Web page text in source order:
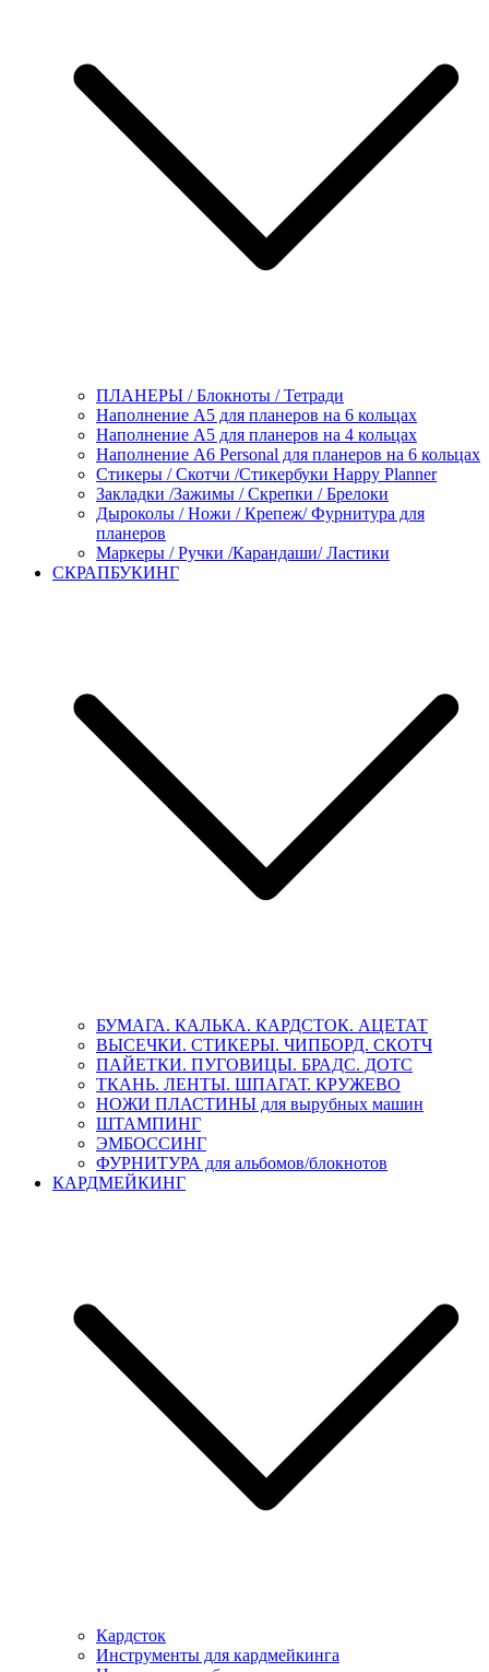
ПЛАНЕРЫ / Блокноты / Тетради
Наполнение А5 для планеров на 6 кольцах
Наполнение А5 для планеров на 4 кольцах
Наполнение А6 Personal для планеров на 6 кольцах
Стикеры / Скотчи /Стикербуки Happy Planner
Закладки /Зажимы / Скрепки / Брелоки
Дыроколы / Ножи / Крепеж/ Фурнитура для
планеров
Маркеры / Ручки /Карандаши/ Ластики
СКРАПБУКИНГ
БУМАГА. КАЛЬКА. КАРДСТОК. АЦЕТАТ
ВЫСЕЧКИ. СТИКЕРЫ. ЧИПБОРД. СКОТЧ
ПАЙЕТКИ. ПУГОВИЦЫ. БРАДС. ДОТС
ТКАНЬ. ЛЕНТЫ. ШПАГАТ. КРУЖЕВО
НОЖИ ПЛАСТИНЫ для вырубных машин
ШТАМПИНГ
ЭМБОССИНГ
ФУРНИТУРА для альбомов/блокнотов
КАРДМЕЙКИНГ
Кардсток
Инструменты для кардмейкинга